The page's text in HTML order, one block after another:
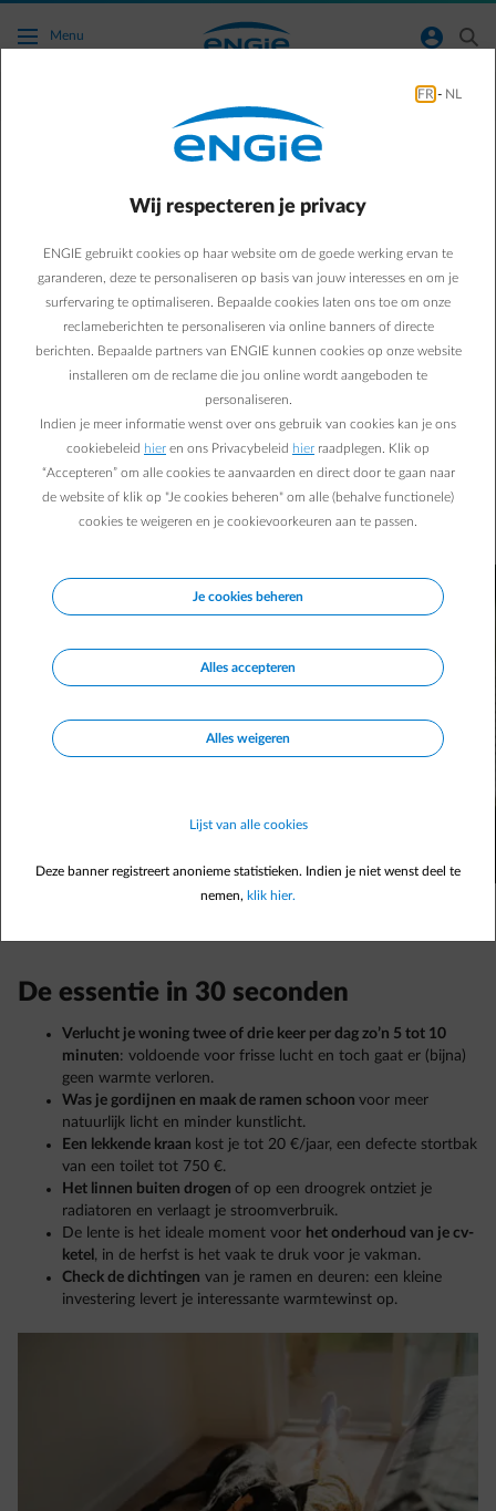
Ga naar de hoofdinhoud
Menu normal-account-circle search
Bespaartips
Haal de lente in huis met
onze tips
Voel je de lentekriebels al? Die drang om te bewegen en de
handen uit de mouwen te steken? Begin dan met je woning:
enkele eenvoudige ingrepen volstaan voor een lichter,
aangenamer – en vaak ook energiezuiniger – interieur.
De essentie in 30 seconden
Verlucht je woning twee of drie keer per dag zo’n 5 tot 10
minuten: voldoende voor frisse lucht en toch gaat er (bijna)
geen warmte verloren.
Was je gordijnen en maak de ramen schoon voor meer
natuurlijk licht en minder kunstlicht.
Een lekkende kraan kost je tot 20 €/jaar, een defecte stortbak
van een toilet tot 750 €.
Het linnen buiten drogen of op een droogrek ontziet je
radiatoren en verlaagt je stroomverbruik.
De lente is het ideale moment voor het onderhoud van je cv-
ketel , in de herfst is het vaak te druk voor je vakman.
Check de dichtingen van je ramen en deuren: een kleine
investering levert je interessante warmtewinst op.
FR - NL
Wij respecteren je privacy
ENGIE gebruikt cookies op haar website om de goede werking ervan te
garanderen, deze te personaliseren op basis van jouw interesses en om je
surfervaring te optimaliseren. Bepaalde cookies laten ons toe om onze
reclameberichten te personaliseren via online banners of directe
berichten. Bepaalde partners van ENGIE kunnen cookies op onze website
installeren om de reclame die jou online wordt aangeboden te
personaliseren.
Indien je meer informatie wenst over ons gebruik van cookies kan je ons
cookiebeleid hier en ons Privacybeleid hier raadplegen. Klik op
“Accepteren” om alle cookies te aanvaarden en direct door te gaan naar
de website of klik op "Je cookies beheren" om alle (behalve functionele)
cookies te weigeren en je cookievoorkeuren aan te passen.
Je cookies beheren
Alles accepteren
Alles weigeren
Lijst van alle cookies
Deze banner registreert anonieme statistieken. Indien je niet wenst deel te
nemen, klik hier.